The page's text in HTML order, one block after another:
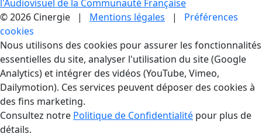
l'Audiovisuel de la Communauté Française
© 2026 Cinergie | Mentions légales | Préférences
cookies
Gestion des Cookies
Nous utilisons des cookies pour assurer les fonctionnalités
essentielles du site, analyser l'utilisation du site (Google
Analytics) et intégrer des vidéos (YouTube, Vimeo,
Dailymotion). Ces services peuvent déposer des cookies à
des fins marketing.
Consultez notre Politique de Confidentialité pour plus de
détails.